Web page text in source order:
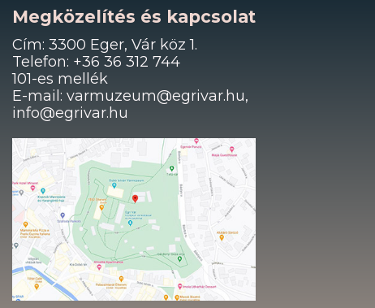
Megközelítés és kapcsolat
Cím: 3300 Eger, Vár köz 1.
Telefon: +36 36 312 744
101-es mellék
E-mail: varmuzeum@egrivar.hu,
info@egrivar.hu